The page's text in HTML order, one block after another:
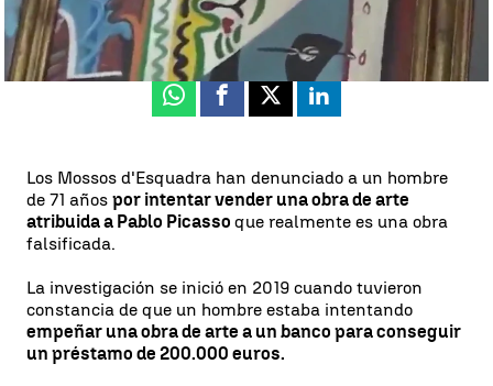
Antena 3 Noticias
Publicado:26 de mayo de 2020, 10:05
Whatsapp
Facebook
X Linkedin
Los Mossos d'Esquadra han denunciado a un hombre
de 71 años por intentar vender una obra de arte
atribuida a Pablo Picasso que realmente es una obra
falsificada.
La investigación se inició en 2019 cuando tuvieron
constancia de que un hombre estaba intentando
empeñar una obra de arte a un banco para conseguir
un préstamo de 200.000 euros.